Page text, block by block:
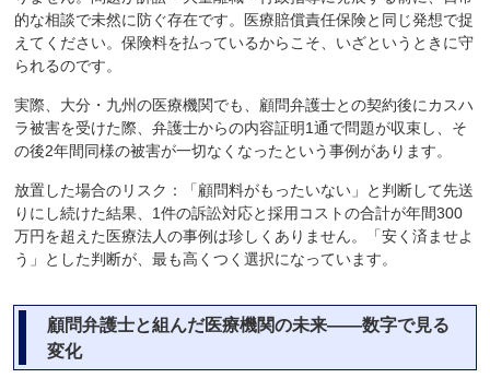
的な相談で未然に防ぐ存在です。医療賠償責任保険と同じ発想で捉
えてください。保険料を払っているからこそ、いざというときに守
られるのです。
実際、大分・九州の医療機関でも、顧問弁護士との契約後にカスハ
ラ被害を受けた際、弁護士からの内容証明1通で問題が収束し、そ
の後2年間同様の被害が一切なくなったという事例があります。
放置した場合のリスク：「顧問料がもったいない」と判断して先送
りにし続けた結果、1件の訴訟対応と採用コストの合計が年間300
万円を超えた医療法人の事例は珍しくありません。「安く済ませよ
う」とした判断が、最も高くつく選択になっています。
顧問弁護士と組んだ医療機関の未来――数字で見る
変化